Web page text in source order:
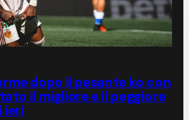
dopo il pesante ko con
il migliore e il peggiore
ieri